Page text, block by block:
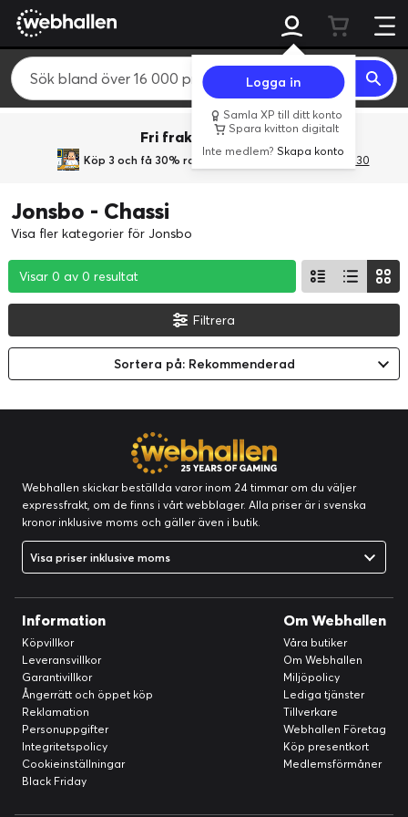
Logga in
Samla XP till ditt konto
Spara kvitton digitalt
Inte medlem?Skapa konto
Fri frakt över 800 kr.
Köp 3 och få 30% rabatt med rabattkoden 3Gives30
Jonsbo - Chassi
Visa fler kategorier för Jonsbo
Visar 0 av 0 resultat
Visar 0 av 0 resultat
Visar 0 av 0 resultat
Filtrera
Sortera på: Rekommenderad
Webhallen skickar beställda varor inom 24 timmar om du väljer
expressfrakt, om de finns i vårt webblager. Alla priser är i svenska
kronor inklusive moms och gäller även i butik.
Visa priser inklusive moms
Information
Köpvillkor
Leveransvillkor
Garantivillkor
Ångerrätt och öppet köp
Reklamation
Personuppgifter
Integritetspolicy
Cookieinställningar
Black Friday
Om Webhallen
Våra butiker
Om Webhallen
Miljöpolicy
Lediga tjänster
Tillverkare
Webhallen Företag
Köp presentkort
Medlemsförmåner